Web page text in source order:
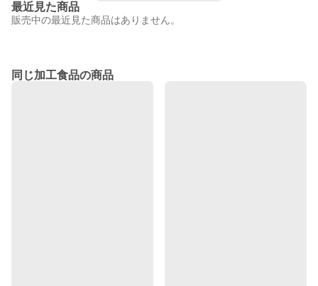
最近見た商品
販売中の最近見た商品はありません。
同じ加工食品の商品